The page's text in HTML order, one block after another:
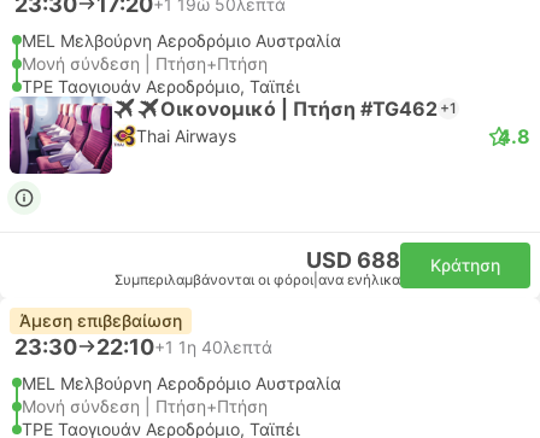
MEL Μελβούρνη Αεροδρόμιο Αυστραλία
Μονή σύνδεση | Πτήση+Πτήση
TPE Ταογιουάν Αεροδρόμιο, Ταϊπέι
Οικονομικό | Πτήση #TG462 +1
Thai Airways 4.8
USD 688
Συμπεριλαμβάνονται οι φόροι ανα ενήλικα
Κράτηση
Άμεση επιβεβαίωση
23:30 22:10+1 1η 40λεπτά
MEL Μελβούρνη Αεροδρόμιο Αυστραλία
Μονή σύνδεση | Πτήση+Πτήση
TPE Ταογιουάν Αεροδρόμιο, Ταϊπέι